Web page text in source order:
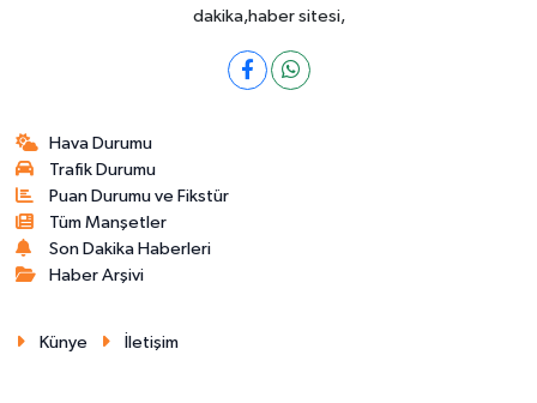
dakika,haber sitesi,
Hava Durumu
Trafik Durumu
Puan Durumu ve Fikstür
Tüm Manşetler
Son Dakika Haberleri
Haber Arşivi
Künye İletişim